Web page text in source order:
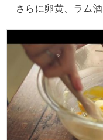
さらに卵黄、ラム酒